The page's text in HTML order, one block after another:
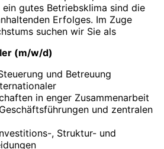
gutes Betriebsklima sind die
Erfolges. Im Zuge
suchen wir Sie als
(m/w/d)
und Betreuung
in enger Zusammenarbeit
und zentralen
, Struktur- und